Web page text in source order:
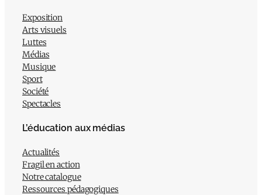
Exposition
Arts visuels
Luttes
Médias
Musique
Sport
Société
Spectacles
L’éducation aux médias
Actualités
Fragil en action
Notre catalogue
Ressources pédagogiques